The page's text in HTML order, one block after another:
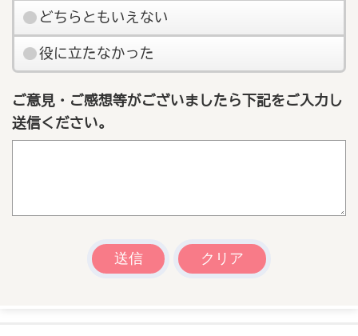
どちらともいえない
役に立たなかった
ご意見・ご感想等がございましたら下記をご入力し
送信ください。